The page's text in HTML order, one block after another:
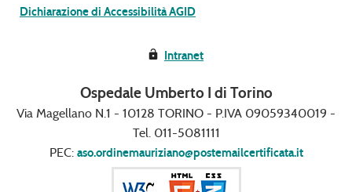
Dichiarazione di Accessibilità AGID
Intranet
Ospedale Umberto I di Torino
Via Magellano N.1 - 10128 TORINO - P.IVA 09059340019 -
Tel. 011-5081111
PEC: aso.ordinemauriziano@postemailcertificata.it